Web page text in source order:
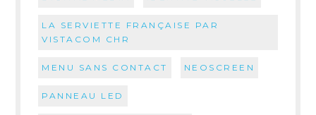
LA SERVIETTE FRANÇAISE PAR
VISTACOM CHR
MENU SANS CONTACT NEOSCREEN
PANNEAU LED